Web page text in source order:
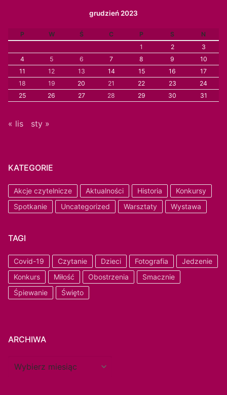
grudzień 2023
P W Ś C P S
N
1
2
3
4
5 6 7 8 9
10
11
12 13 14 15 16
17
18
19 20 21 22 23
24
25
26 27 28 29 30 31
« lis sty »
KATEGORIE
Akcje czytelnicze Aktualności Historia
Konkursy
Spotkanie
Uncategorized Warsztaty Wystawa
TAGI
Covid-19 Czytanie Dzieci Fotografia
Jedzenie
Konkurs
Miłość Obostrzenia
Smacznie
Śpiewanie
Święto
ARCHIWA